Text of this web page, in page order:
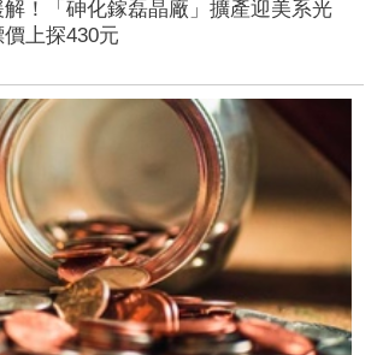
！「砷化鎵磊晶廠」擴產迎美系光
上探430元